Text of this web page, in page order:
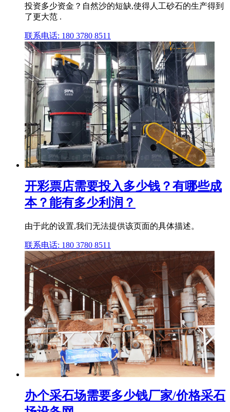
投资多少资金？自然沙的短缺,使得人工砂石的生产得到
了更大范 .
联系电话: 180 3780 8511
开彩票店需要投入多少钱？有哪些成
本？能有多少利润？
由于此的设置,我们无法提供该页面的具体描述。
联系电话: 180 3780 8511
办个采石场需要多少钱厂家/价格采石